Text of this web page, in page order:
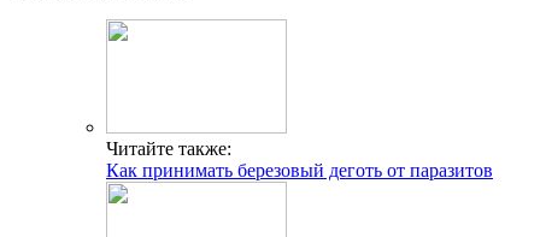
Читайте также:
Как принимать березовый деготь от паразитов